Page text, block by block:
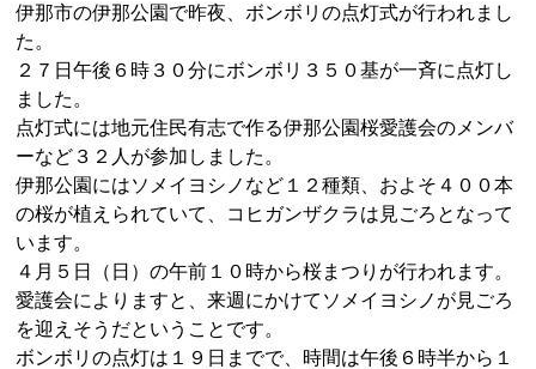
伊那市の伊那公園で昨夜、ボンボリの点灯式が行われまし
た。
２７日午後６時３０分にボンボリ３５０基が一斉に点灯し
ました。
点灯式には地元住民有志で作る伊那公園桜愛護会のメンバ
ーなど３２人が参加しました。
伊那公園にはソメイヨシノなど１２種類、およそ４００本
の桜が植えられていて、コヒガンザクラは見ごろとなって
います。
４月５日（日）の午前１０時から桜まつりが行われます。
愛護会によりますと、来週にかけてソメイヨシノが見ごろ
を迎えそうだということです。
ボンボリの点灯は１９日までで、時間は午後６時半から１